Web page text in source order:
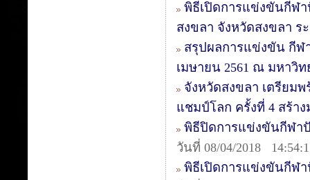
พิธีเปิดการแข่งขันกีฬ
สงขลา จังหวัดสงขลา ร
สรุปผลการแข่งขัน กีฬ
เมษายน 2561 ณ มหาวิ
จังหวัดสงขลา เตรียม
แชมป์โลก ครั้งที่ 4 สร้า
พิธีปิดการแข่งขันกีฬา
วันที่ 08/04/2018
พิธีเปิดการแข่งขันกีฬา